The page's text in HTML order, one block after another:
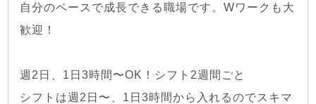
自分のペースで成長できる職場です。Wワークも大
歓迎！
週2日、1日3時間〜OK！シフト2週間ごと
シフトは週2日〜、1日3時間から入れるのでスキマ